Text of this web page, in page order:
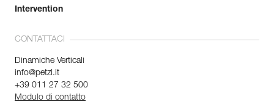
Intervention
CONTATTACI
Dinamiche Verticali
info@petzl.it
+39 011 27 32 500
Modulo di contatto